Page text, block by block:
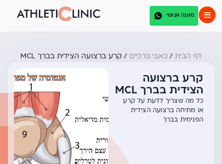
מענה אנושי
דף הבית / כאבי ברכיים / קרע ברצועה הצידית בברך MCL
קרע ברצועה
הצידית בברך MCL
כל מה שצריך לדעת על קרע
או מתיחה ברצועה הצידית
הפנימית בברך